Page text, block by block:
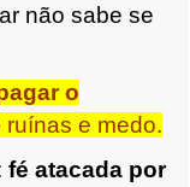
não sabe se
o
ruínas e medo.
fé atacada por